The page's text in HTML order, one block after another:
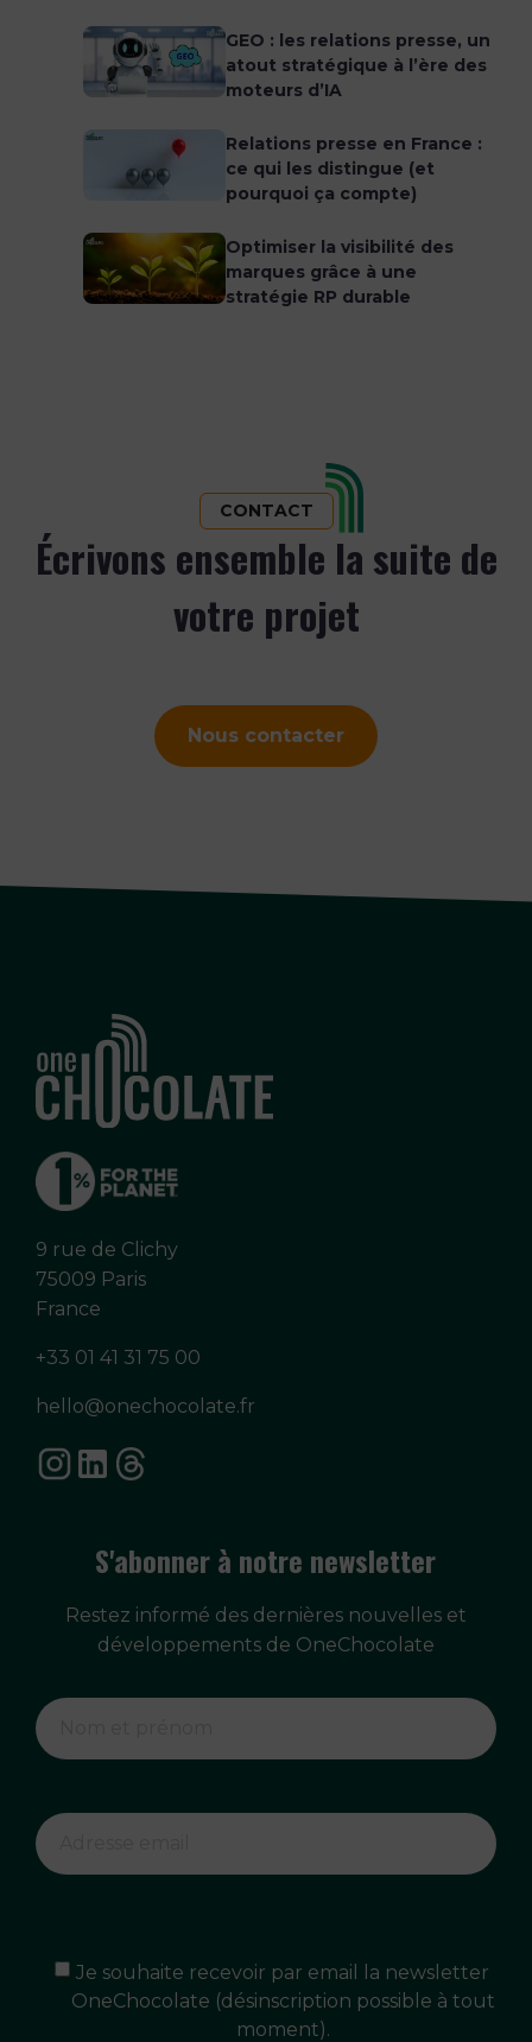
GEO : les relations presse, un
atout stratégique à l’ère des
moteurs d’IA
Relations presse en France :
ce qui les distingue (et
pourquoi ça compte)
Optimiser la visibilité des
marques grâce à une
stratégie RP durable
CONTACT
Écrivons ensemble la suite de
votre projet
Nous contacter
9 rue de Clichy
75009 Paris
France
+33 01 41 31 75 00
hello@onechocolate.fr
S'abonner à notre newsletter
Restez informé des dernières nouvelles et
développements de OneChocolate
Je souhaite recevoir par email la newsletter
OneChocolate (désinscription possible à tout
moment).